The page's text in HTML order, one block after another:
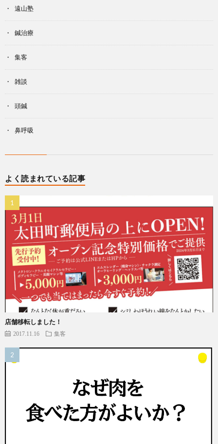
遠山塾
鍼治療
集客
雑談
頭鍼
鼻呼吸
よく読まれている記事
店舗移転しました！
2017.11.16 集客